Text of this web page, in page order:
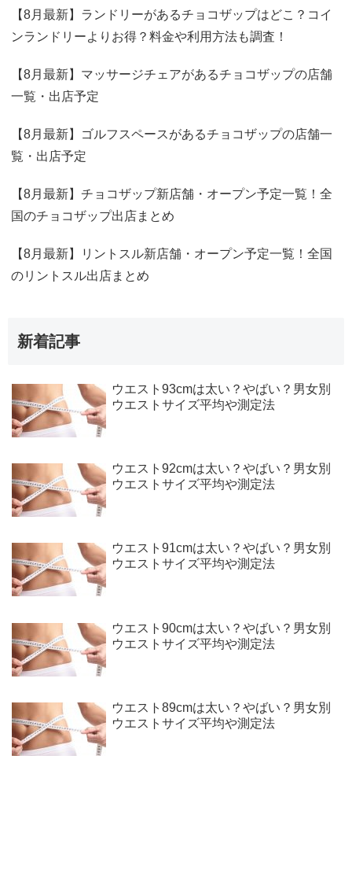
【8月最新】ランドリーがあるチョコザップはどこ？コイ
ンランドリーよりお得？料金や利用方法も調査！
【8月最新】マッサージチェアがあるチョコザップの店舗
一覧・出店予定
【8月最新】ゴルフスペースがあるチョコザップの店舗一
覧・出店予定
【8月最新】チョコザップ新店舗・オープン予定一覧！全
国のチョコザップ出店まとめ
【8月最新】リントスル新店舗・オープン予定一覧！全国
のリントスル出店まとめ
新着記事
ウエスト93cmは太い？やばい？男女別
ウエストサイズ平均や測定法
ウエスト92cmは太い？やばい？男女別
ウエストサイズ平均や測定法
ウエスト91cmは太い？やばい？男女別
ウエストサイズ平均や測定法
ウエスト90cmは太い？やばい？男女別
ウエストサイズ平均や測定法
ウエスト89cmは太い？やばい？男女別
ウエストサイズ平均や測定法